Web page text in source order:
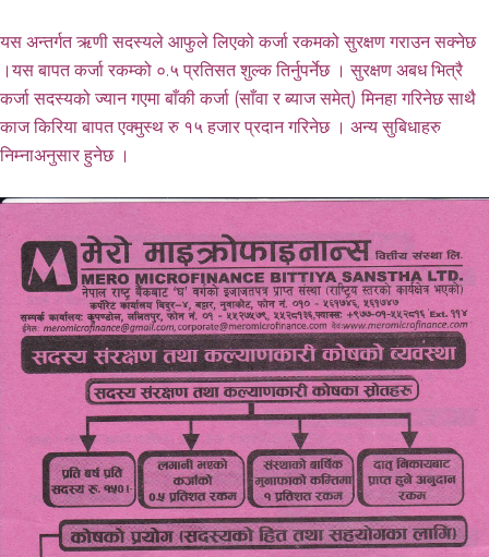
यस अन्तर्गत ऋणी सदस्यले आफुले लिएको कर्जा रकमको सुरक्षण गराउन सक्नेछ
।यस बापत कर्जा रकम्को ०.५ प्रतिसत शुल्क तिर्नुपर्नेछ । सुरक्षण अबध भित्रै
कर्जा सदस्यको ज्यान गएमा बाँकी कर्जा (साँवा र ब्याज समेत्) मिनहा गरिनेछ साथै
काज किरिया बापत एक्मुस्थ रु १५ हजार प्रदान गरिनेछ । अन्य सुबिधाहरु
निम्नाअनुसार हुनेछ ।